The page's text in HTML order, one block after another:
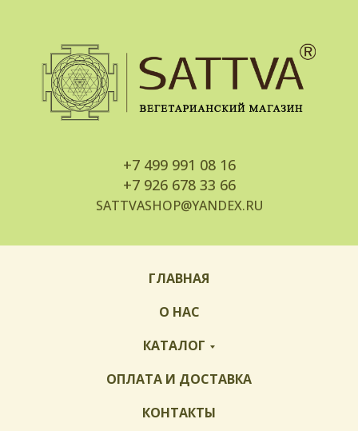
+7 499 991 08 16
+7 926 678 33 66
SATTVASHOP@YANDEX.RU
ГЛАВНАЯ
О НАС
КАТАЛОГ
ОПЛАТА И ДОСТАВКА
КОНТАКТЫ